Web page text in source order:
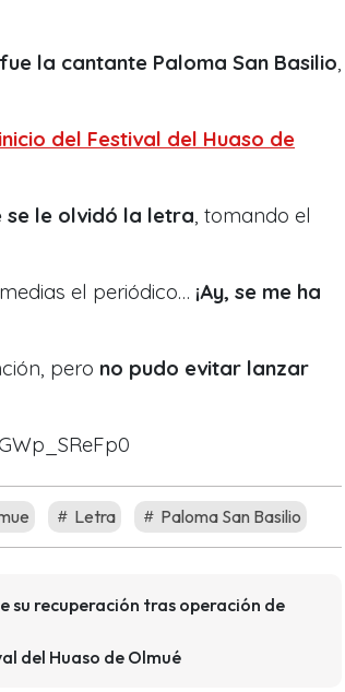
la cantante Paloma San Basilio,
del Festival del Huaso de
se le olvidó la letra, tomando el
el periódico… ¡Ay, se me ha
pero no pudo evitar lanzar
Letra Paloma San Basilio
su recuperación tras operación de
del Huaso de Olmué